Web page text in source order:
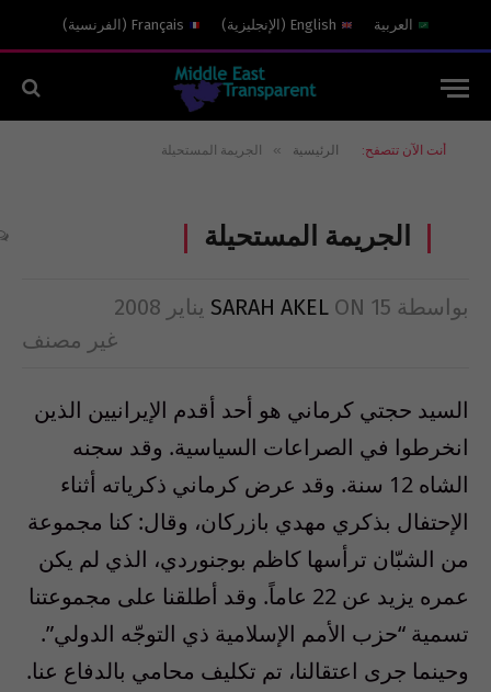
العربية English
( الإنجليزية)
Français
( الفرنسية)
أنت الآن تتصفح: الرئيسية » الجريمة المستحيلة
الجريمة المستحيلة
بواسطة SARAH AKEL ON 15 يناير 2008
غير مصنف
السيد حجتي كرماني هو أحد أقدم الإيرانيين الذين
انخرطوا في الصراعات السياسية. وقد سجنه
الشاه 12 سنة. وقد عرض كرماني ذكرياته أثناء
الإحتفال بذكري مهدي بازركان، وقال: كنا مجموعة
من الشبّان ترأسها كاظم بوجنوردي، الذي لم يكن
عمره يزيد عن 22 عاماً. وقد أطلقنا على مجموعتنا
تسمية “حزب الأمم الإسلامية ذي التوجّه الدولي”.
وحينما جرى اعتقالنا، تم تكليف محامي بالدفاع عنا.